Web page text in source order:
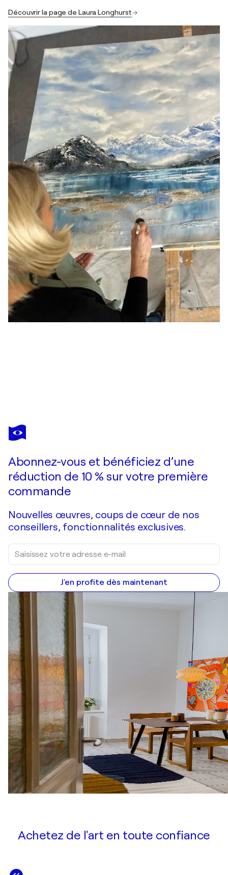
Découvrir la page de Laura Longhurst
LAURA LONGHURST
Celestial Dreams
Abonnez-vous et bénéficiez d’une
réduction de 10 % sur votre première
commande
Nouvelles œuvres, coups de cœur de nos
conseillers, fonctionnalités exclusives.
J'en profite dès maintenant
Achetez de l'art en toute confiance